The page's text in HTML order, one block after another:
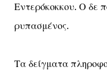
Εντερόκοκκου. Ο δε
ρυπασμένος.
Τα δείγματα